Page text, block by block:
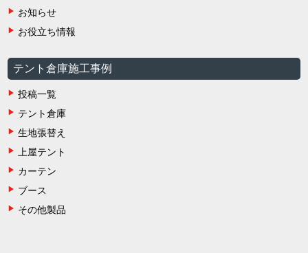
お知らせ
お役立ち情報
テント倉庫施工事例
投稿一覧
テント倉庫
生地張替え
上屋テント
カーテン
ブース
その他製品